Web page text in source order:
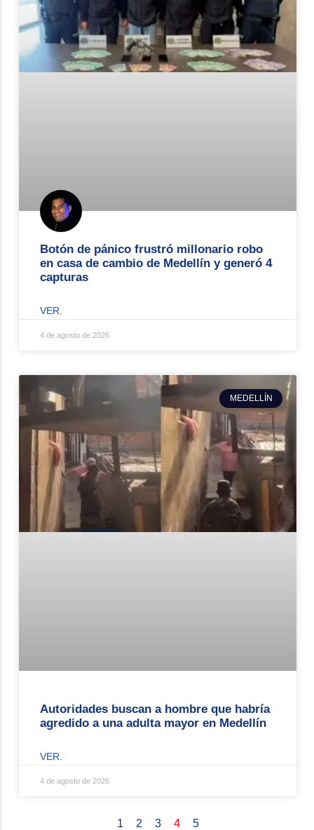
Botón de pánico frustró millonario robo
en casa de cambio de Medellín y generó 4
capturas
VER.
4 de agosto de 2026
MEDELLÍN
Autoridades buscan a hombre que habría
agredido a una adulta mayor en Medellín
VER.
4 de agosto de 2026
1 2 3 4 5